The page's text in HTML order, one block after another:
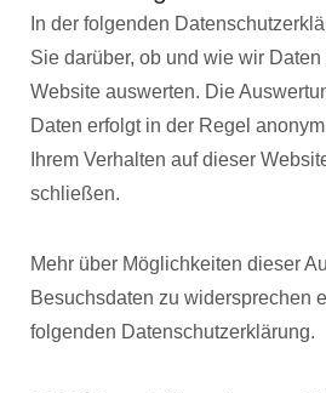
In der folgenden
Sie darüber, ob und wie wir
Website auswerten. Die
Daten erfolgt in der Regel
Ihrem Verhalten auf dieser
schließen.
Mehr über Möglichkeiten dieser
Besuchsdaten zu widersprechen
folgenden Datenschutzerklärung.